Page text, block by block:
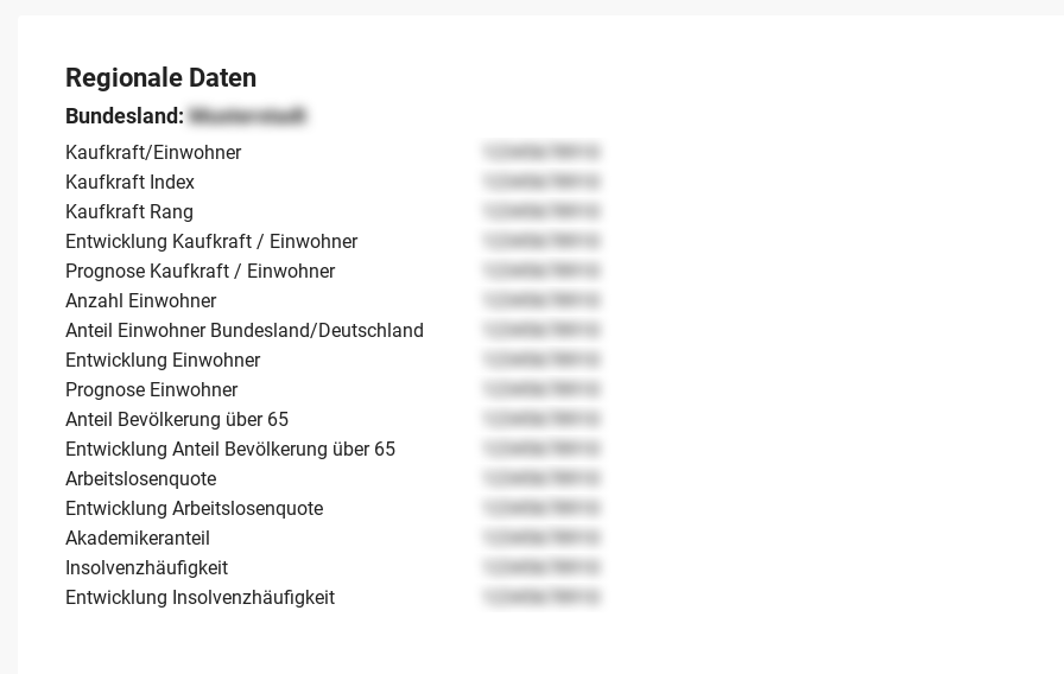
Regionale Daten
Bundesland:Musterstadt
Kaufkraft/Einwohner
12345678910
Kaufkraft Index
12345678910
Kaufkraft Rang
12345678910
Entwicklung Kaufkraft / Einwohner
12345678910
Prognose Kaufkraft / Einwohner
12345678910
Anzahl Einwohner
12345678910
Anteil Einwohner Bundesland/Deutschland
12345678910
Entwicklung Einwohner
12345678910
Prognose Einwohner
12345678910
Anteil Bevölkerung über 65
12345678910
Entwicklung Anteil Bevölkerung über 65
12345678910
Arbeitslosenquote
12345678910
Entwicklung Arbeitslosenquote
12345678910
Akademikeranteil
12345678910
Insolvenzhäufigkeit
12345678910
Entwicklung Insolvenzhäufigkeit
12345678910